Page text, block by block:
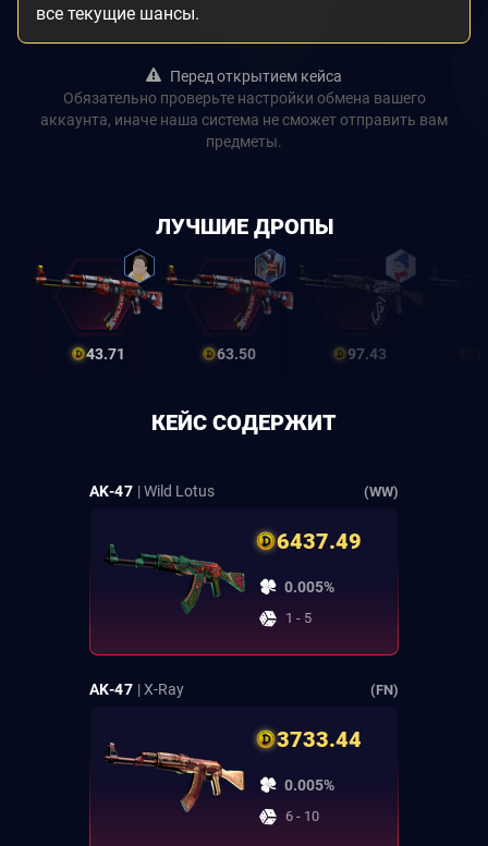
все текущие шансы.
Перед открытием кейса
Обязательно проверьте настройки обмена вашего
аккаунта, иначе наша система не сможет отправить вам
предметы.
ЛУЧШИЕ ДРОПЫ
43.71 63.50 97.43
КЕЙС СОДЕРЖИТ
AK-47 | Wild Lotus (WW)
6437.49
0.005%
1 - 5
AK-47 | X-Ray (FN)
3733.44
0.005%
6 - 10